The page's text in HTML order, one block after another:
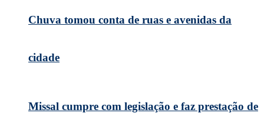
Chuva tomou conta de ruas e avenidas da
cidade
Missal cumpre com legislação e faz prestação de